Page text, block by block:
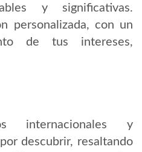
y significativas.
personalizada, con un
de tus intereses,
internacionales y
descubrir, resaltando